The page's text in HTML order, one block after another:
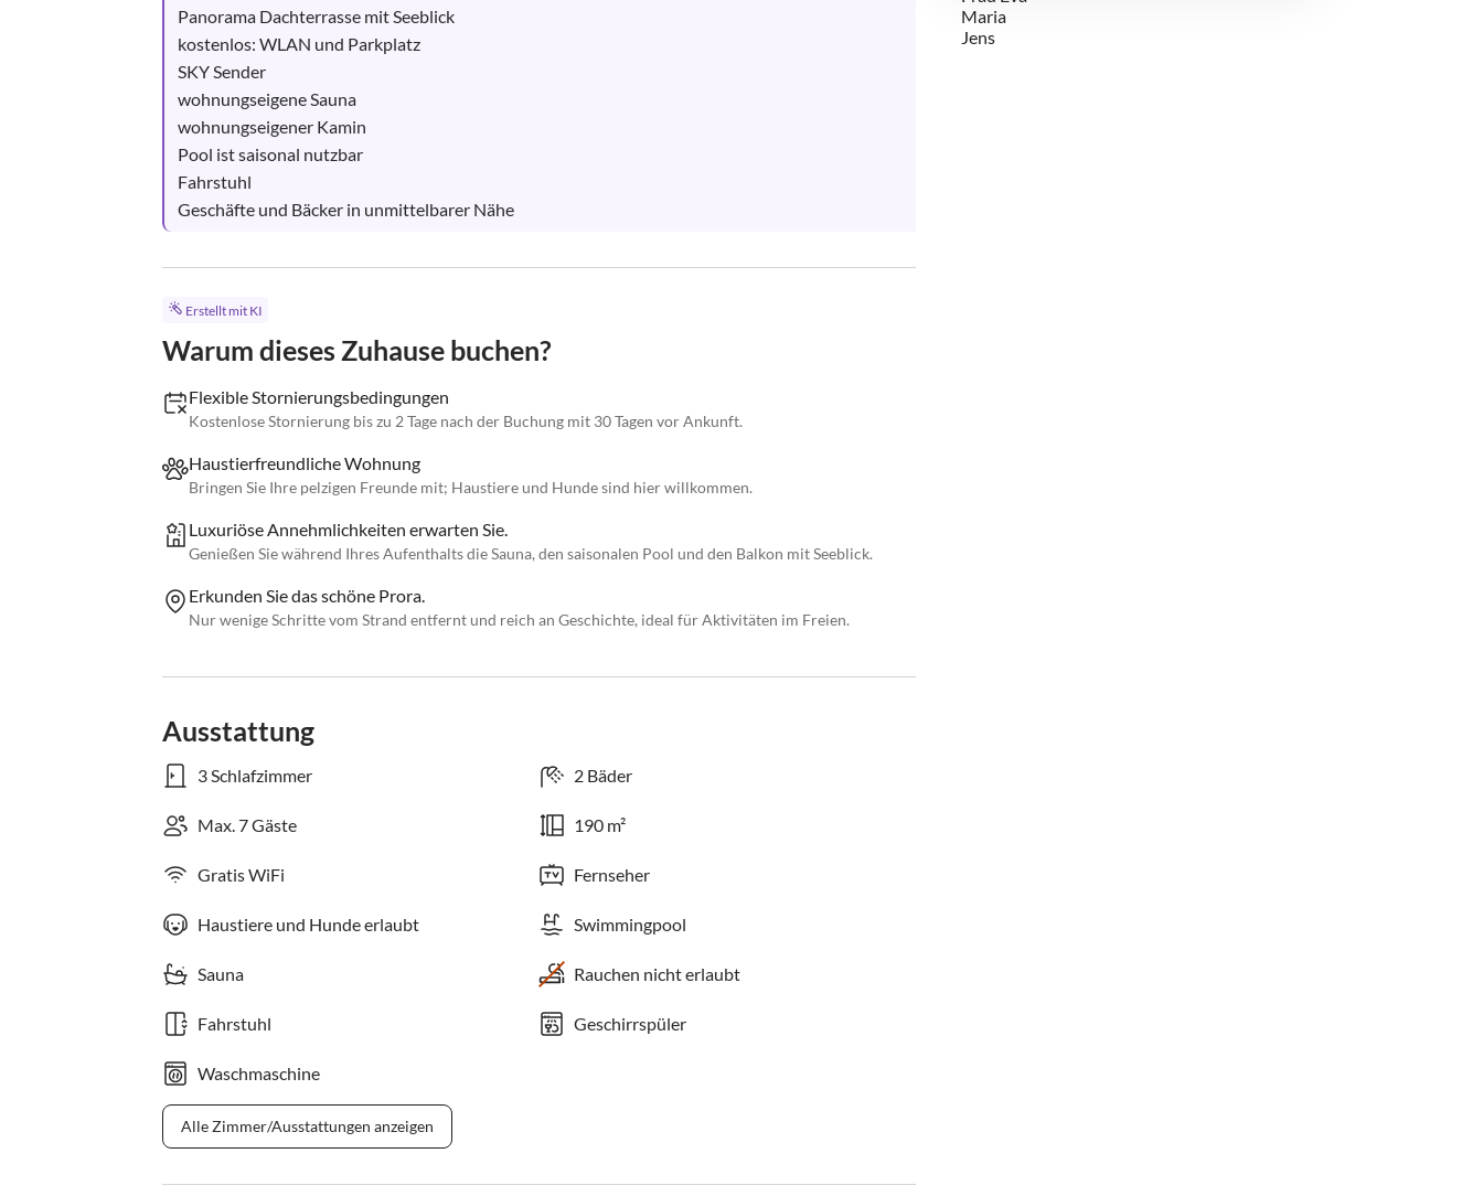
Panorama Dachterrasse mit Seeblick
kostenlos: WLAN und Parkplatz
SKY Sender
wohnungseigene Sauna
wohnungseigener Kamin
Pool ist saisonal nutzbar
Fahrstuhl
Geschäfte und Bäcker in unmittelbarer Nähe
Erstellt mit KI
Warum dieses Zuhause buchen?
Flexible Stornierungsbedingungen
Kostenlose Stornierung bis zu 2 Tage nach der Buchung mit 30 Tagen vor Ankunft.
Haustierfreundliche Wohnung
Bringen Sie Ihre pelzigen Freunde mit; Haustiere und Hunde sind hier willkommen.
Luxuriöse Annehmlichkeiten erwarten Sie.
Genießen Sie während Ihres Aufenthalts die Sauna, den saisonalen Pool und den Balkon mit Seeblick.
Erkunden Sie das schöne Prora.
Nur wenige Schritte vom Strand entfernt und reich an Geschichte, ideal für Aktivitäten im Freien.
Ausstattung
3 Schlafzimmer 2 Bäder
Max. 7 Gäste 190 m²
Gratis WiFi Fernseher
Haustiere und Hunde erlaubt Swimmingpool
Sauna Rauchen nicht erlaubt
Fahrstuhl Geschirrspüler
Waschmaschine
Alle Zimmer/Ausstattungen anzeigen